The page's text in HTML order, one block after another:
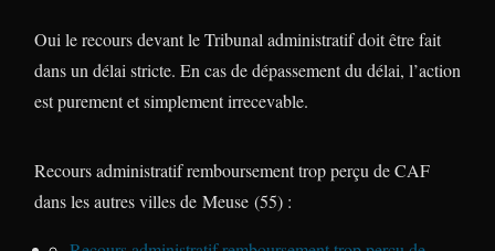
Oui le recours devant le Tribunal administratif doit être fait
dans un délai stricte. En cas de dépassement du délai, l’action
est purement et simplement irrecevable.
Recours administratif remboursement trop perçu de CAF
dans les autres villes de Meuse (55) :